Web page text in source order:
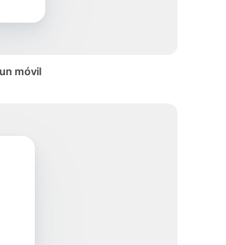
móvil